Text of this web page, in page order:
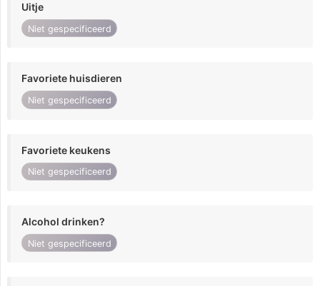
Uitje
Niet gespecificeerd
Favoriete huisdieren
Niet gespecificeerd
Favoriete keukens
Niet gespecificeerd
Alcohol drinken?
Niet gespecificeerd